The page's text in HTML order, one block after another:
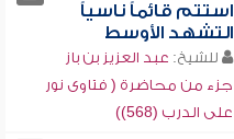
استتم قائماً ناسياً
التشهد الأوسط
للشيخ: عبد العزيز بن باز
جزء من محاضرة ( فتاوى نور
على الدرب (568))